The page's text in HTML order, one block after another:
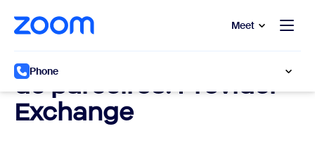
principal
chat de ajuda Meet
Phone
Ecossistema avançado
de parceiros: Provider
Exchange